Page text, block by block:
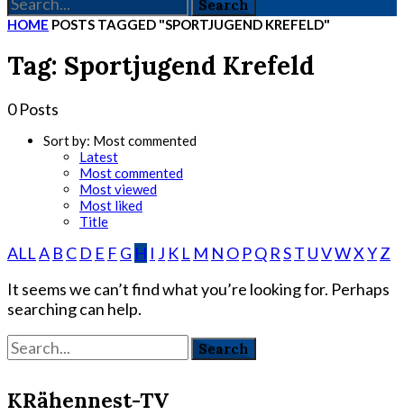
HOME POSTS TAGGED "SPORTJUGEND KREFELD"
Tag: Sportjugend Krefeld
0 Posts
Sort by: Most commented
Latest
Most commented
Most viewed
Most liked
Title
ALLA B C D E F G H I J K L M N O PQ RST UVWXYZ
It seems we can’t find what you’re looking for. Perhaps
searching can help.
KRähennest-TV